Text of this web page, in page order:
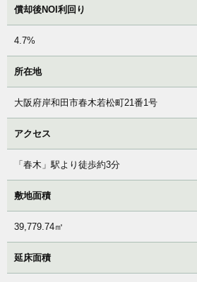
償却後NOI利回り
4.7%
所在地
大阪府岸和田市春木若松町21番1号
アクセス
「春木」駅より徒歩約3分
敷地面積
39,779.74㎡
延床面積